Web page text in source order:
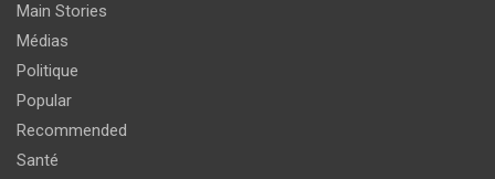
Main Stories
Médias
Politique
Popular
Recommended
Santé